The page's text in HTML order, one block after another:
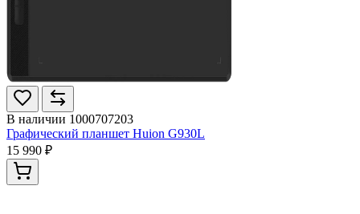
В наличии 1000707203
Графический планшет Huion G930L
15 990 ₽